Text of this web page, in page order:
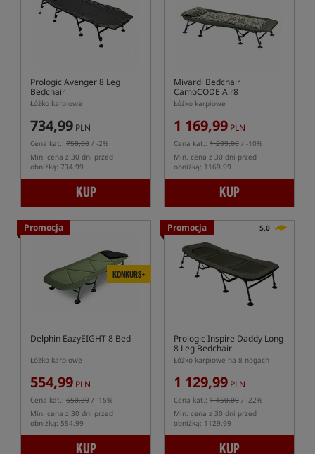
Prologic Avenger 8 Leg
Bedchair
Łóżko karpiowe
734,99 PLN
Cena kat.: 750,00 / -2%
Min. cena z 30 dni przed
obniżką: 734.99
KUP
Mivardi Bedchair
CamoCODE Air8
Łóżko karpiowe
1 169,99 PLN
Cena kat.: 1 299,00 / -10%
Min. cena z 30 dni przed
obniżką: 1169.99
KUP
Promocja
KONKURS+
Delphin EazyEIGHT 8 Bed
Łóżko karpiowe
554,99 PLN
Cena kat.: 650,39 / -15%
Min. cena z 30 dni przed
obniżką: 554.99
KUP
Promocja 5,0
Prologic Inspire Daddy Long
8 Leg Bedchair
Łóżko karpiowe na 8 nogach
1 129,99 PLN
Cena kat.: 1 450,00 / -22%
Min. cena z 30 dni przed
obniżką: 1129.99
KUP